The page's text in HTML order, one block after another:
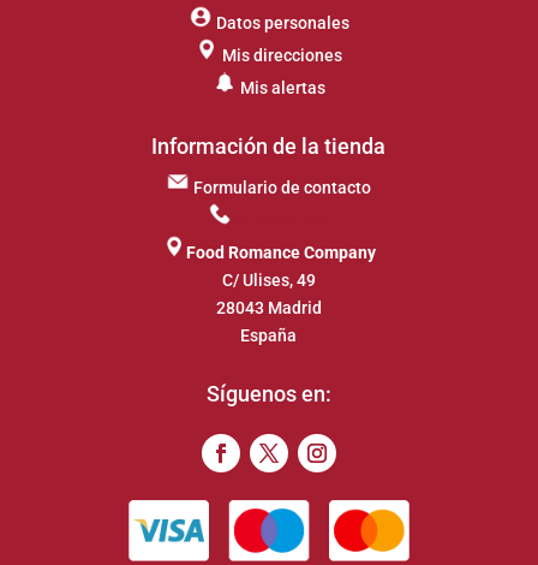
Datos personales
Mis direcciones
Mis alertas
Información de la tienda
Formulario de contacto
Food Romance Company
C/ Ulises, 49
28043 Madrid
España
Síguenos en: